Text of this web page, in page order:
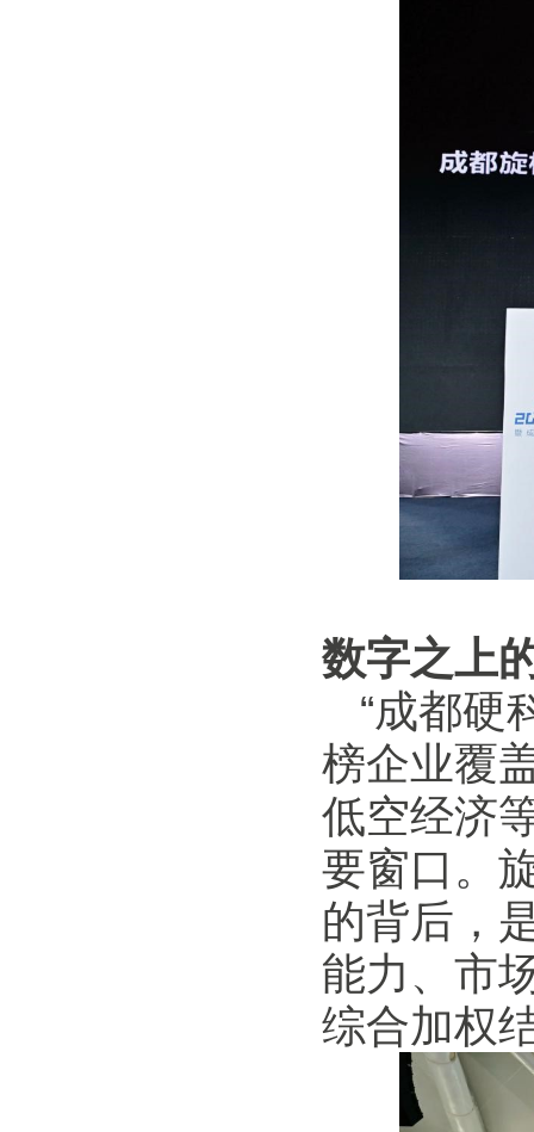
数字之上
“成都硬
榜企业覆
低空经济
要窗口。
的背后，
能力、市
综合加权